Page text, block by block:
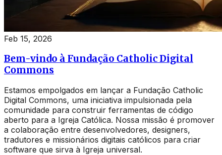
Feb 15, 2026
Bem-vindo à Fundação Catholic Digital
Commons
Estamos empolgados em lançar a Fundação Catholic
Digital Commons, uma iniciativa impulsionada pela
comunidade para construir ferramentas de código
aberto para a Igreja Católica. Nossa missão é promover
a colaboração entre desenvolvedores, designers,
tradutores e missionários digitais católicos para criar
software que sirva à Igreja universal.